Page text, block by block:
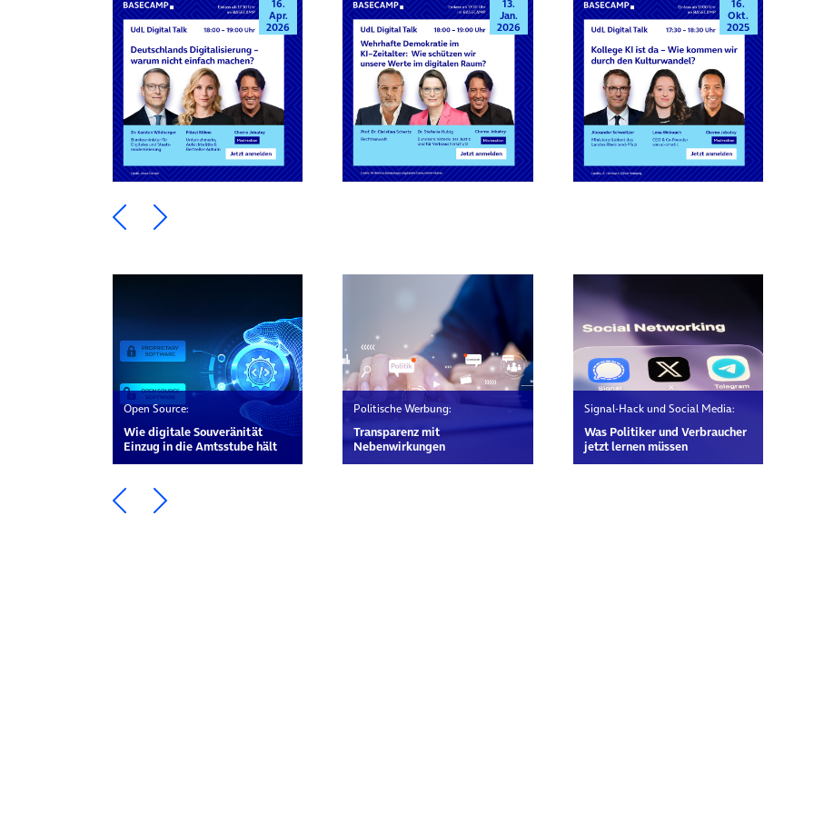
16.
Apr.
2026
13.
Jan.
2026
16.
Okt.
2025
Ein Element zurück blättern
Ein Element weiter blättern
Open Source:
Wie digitale Souveränität
Einzug in die Amtsstube hält
Politische Werbung:
Transparenz mit
Nebenwirkungen
Signal-Hack und Social Media:
Was Politiker und Verbraucher
jetzt lernen müssen
Ein Element zurück blättern
Ein Element weiter blättern